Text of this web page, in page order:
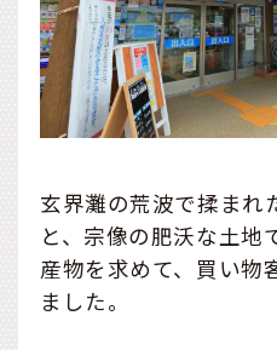
玄界灘の荒波で揉まれ
と、宗像の肥沃な土地
産物を求めて、買い物
ました。